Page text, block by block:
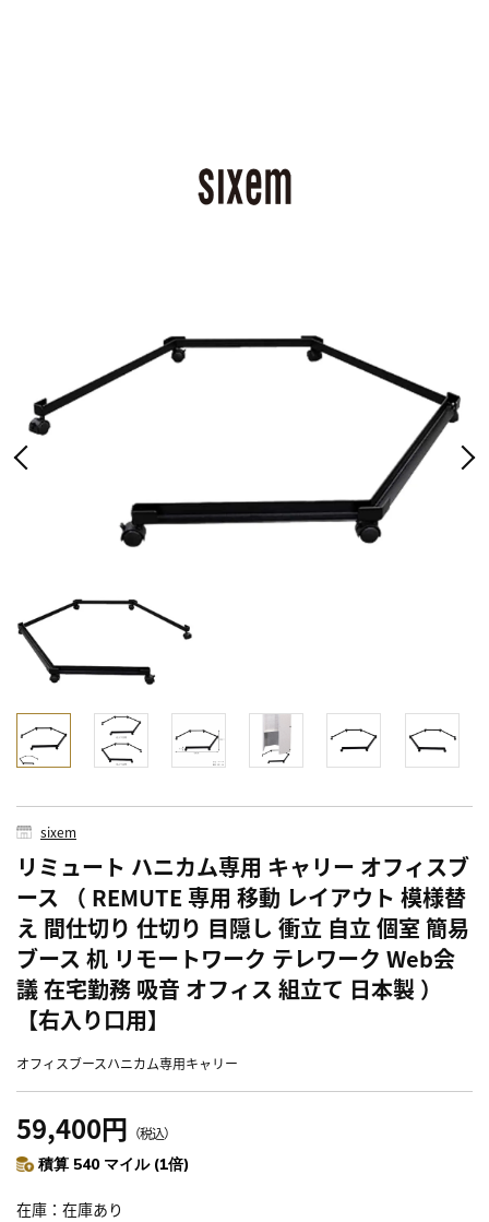
sixem
リミュート ハニカム専用 キャリー オフィスブ
ース （ REMUTE 専用 移動 レイアウト 模様替
え 間仕切り 仕切り 目隠し 衝立 自立 個室 簡易
ブース 机 リモートワーク テレワーク Web会
議 在宅勤務 吸音 オフィス 組立て 日本製 ）
【右入り口用】
オフィスブースハニカム専用キャリー
59,400円 （税込）
積算 540 マイル (1倍)
在庫 在庫あり